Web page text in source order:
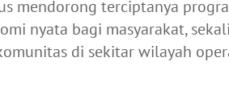
mendorong terciptanya
nyata bagi masyarakat,
di sekitar wilayah